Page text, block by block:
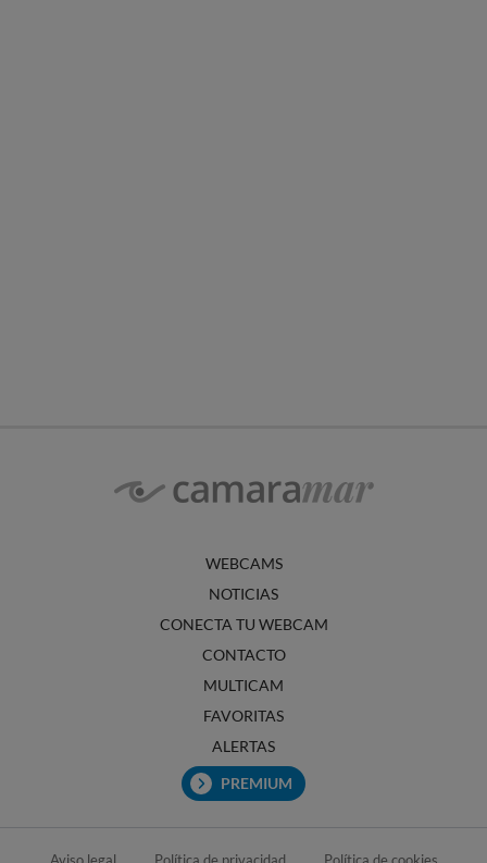
WEBCAMS
NOTICIAS
CONECTA TU WEBCAM
CONTACTO
MULTICAM
FAVORITAS
ALERTAS
PREMIUM
Aviso legal Política de privacidad Política de cookies